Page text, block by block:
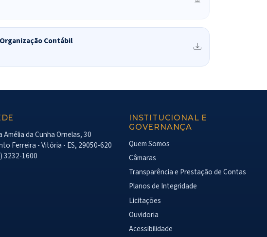
Contábil
Amélia da Cunha Ornelas, 30
Ferreira - Vitória - ES, 29050-620
3232-1600
INSTITUCIONAL E
GOVERNANÇA
Quem Somos
Câmaras
Transparência e Prestação de Contas
Planos de Integridade
Licitações
Ouvidoria
Acessibilidade